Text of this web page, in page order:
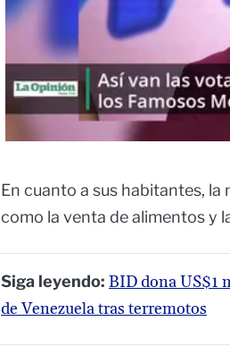
En cuanto a sus habitantes,
como la venta de alimentos y
Siga leyendo: BID dona US$1
de Venezuela tras terremotos